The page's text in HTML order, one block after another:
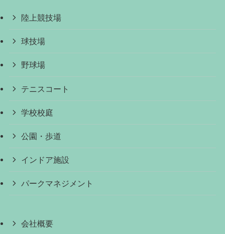
陸上競技場
球技場
野球場
テニスコート
学校校庭
公園・歩道
インドア施設
パークマネジメント
会社概要